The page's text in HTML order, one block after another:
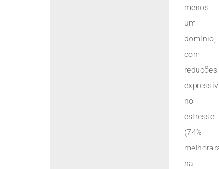
menos
um
domínio,
com
reduções
no
estresse
(74%
na